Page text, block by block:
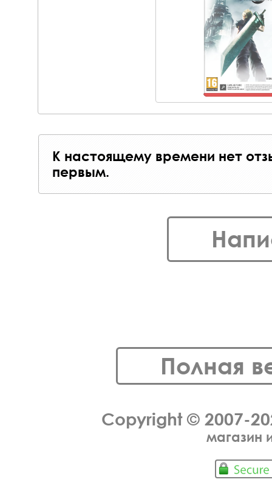
К настоящему времени нет
первым.
Полная
Copyright © 2007-
магазин